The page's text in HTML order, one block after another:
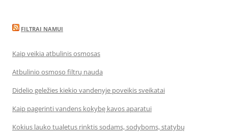
FILTRAI NAMUI
Kaip veikia atbulinis osmosas
Atbulinio osmoso filtrų nauda
Didelio geležies kiekio vandenyje poveikis sveikatai
Kaip pagerinti vandens kokybę kavos aparatui
Kokius lauko tualetus rinktis sodams, sodyboms, statybų